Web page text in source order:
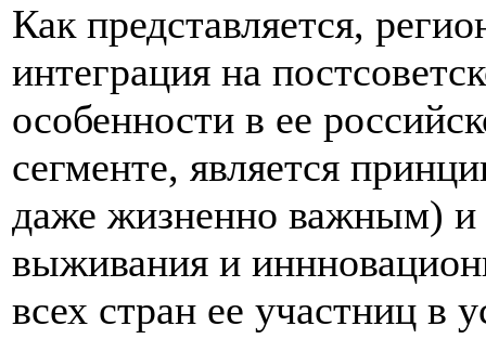
Как представляется,
интеграция на
особенности в ее
сегменте, является
даже жизненно важным)
выживания и
всех стран ее участниц в